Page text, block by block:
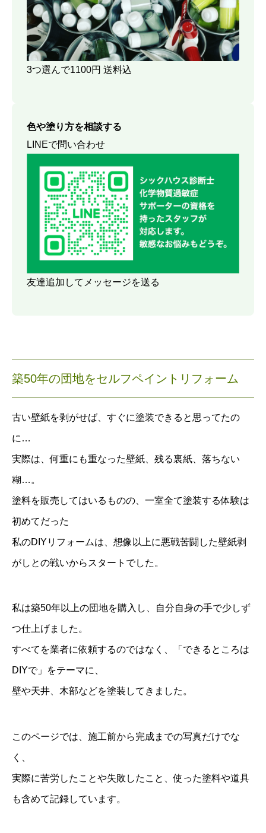
3つ選んで1100円 送料込
色や塗り方を相談する
LINEで問い合わせ
友達追加してメッセージを送る
築50年の団地をセルフペイントリフォーム
古い壁紙を剥がせば、すぐに塗装できると思ってたの
に…
実際は、何重にも重なった壁紙、残る裏紙、落ちない
糊…。
塗料を販売してはいるものの、一室全て塗装する体験は
初めてだった
私のDIYリフォームは、想像以上に悪戦苦闘した壁紙剥
がしとの戦いからスタートでした。
私は築50年以上の団地を購入し、自分自身の手で少しず
つ仕上げました。
すべてを業者に依頼するのではなく、「できるところは
DIYで」をテーマに、
壁や天井、木部などを塗装してきました。
このページでは、施工前から完成までの写真だけでな
く、
実際に苦労したことや失敗したこと、使った塗料や道具
も含めて記録しています。